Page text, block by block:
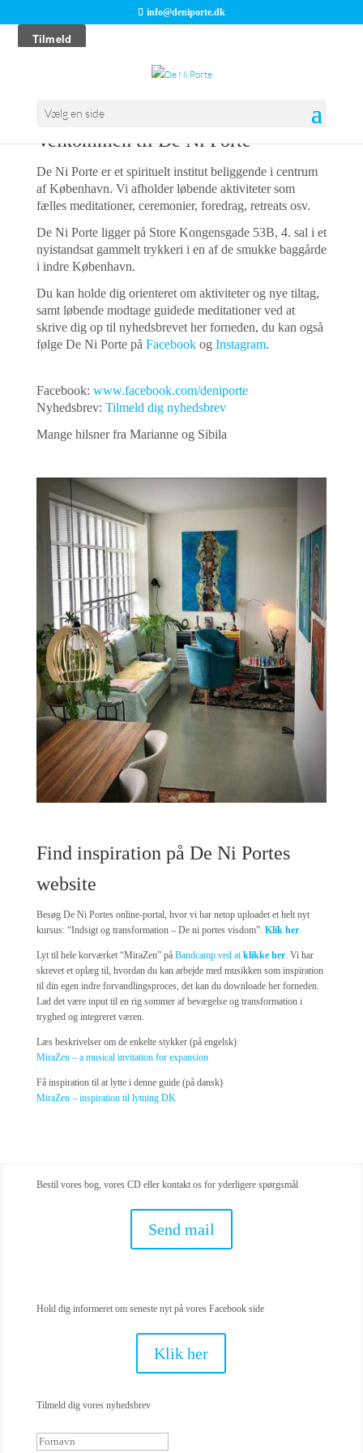
info@deniporte.dk
Vælg en side
Velkommen til De Ni Porte
De Ni Porte er et spirituelt institut beliggende i centrum
af København. Vi afholder løbende aktiviteter som
fælles meditationer, ceremonier, foredrag, retreats osv.
De Ni Porte ligger på Store Kongensgade 53B, 4. sal i et
nyistandsat gammelt trykkeri i en af de smukke baggårde
i indre København.
Du kan holde dig orienteret om aktiviteter og nye tiltag,
samt løbende modtage guidede meditationer ved at
skrive dig op til nyhedsbrevet her forneden, du kan også
følge De Ni Porte på Facebookog Instagram.
Facebook: www.facebook.com/deniporte
Nyhedsbrev: Tilmeld dig nyhedsbrev
Mange hilsner fra Marianne og Sibila
Find inspiration på De Ni Portes
website
Besøg De Ni Portes online-portal, hvor vi har netop uploadet et helt nyt
kursus: “Indsigt og transformation – De ni portes visdom”. Klik her
Lyt til hele korværket “MiraZen” på Bandcamp ved at klikke her. Vi har
skrevet et oplæg til, hvordan du kan arbejde med musikken som inspiration
til din egen indre forvandlingsproces, det kan du downloade her forneden.
Lad det være input til en rig sommer af bevægelse og transformation i
tryghed og integreret væren.
Læs beskrivelser om de enkelte stykker (på engelsk)
MiraZen – a musical invitation for expansion
Få inspiration til at lytte i denne guide (på dansk)
MiraZen – inspiration til lytning DK
Bestil vores bog, vores CD eller kontakt os for yderligere spørgsmål
Send mail
Hold dig informeret om seneste nyt på vores Facebook side
Klik her
Tilmeld dig vores nyhedsbrev